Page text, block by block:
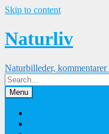
Skip to content
Naturliv
Naturbilleder,
Menu